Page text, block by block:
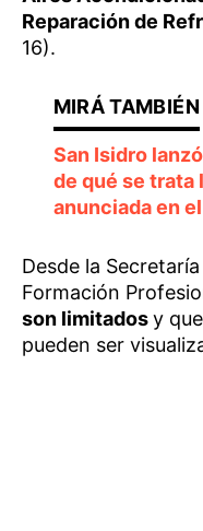
Reparación de
16).
San Isidro
de qué se trata
anunciada en
Desde la
Formación
son limitadosy
pueden ser